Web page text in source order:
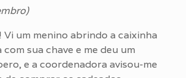
Vi um menino abrindo a caixinha
sua chave e me deu um
e a coordenadora avisou-me